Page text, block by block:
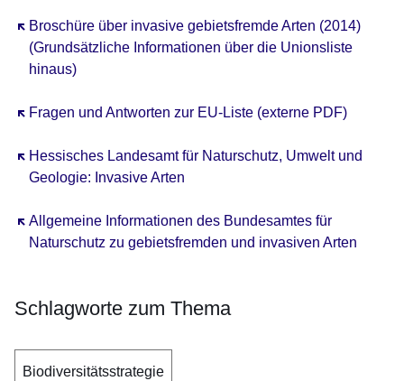
Broschüre über invasive gebietsfremde Arten (2014)
(Grundsätzliche Informationen über die Unionsliste
hinaus)
Öffnet sich in einem neuen Fenster
Fragen und Antworten zur EU-Liste (externe PDF)
Öffnet sich in einem neuen Fenster
Hessisches Landesamt für Naturschutz, Umwelt und
Geologie: Invasive Arten
Öffnet sich in einem neuen Fenster
Allgemeine Informationen des Bundesamtes für
Naturschutz zu gebietsfremden und invasiven Arten
Öffnet sich in einem neuen Fenster
Schlagworte zum Thema
Biodiversitätsstrategie